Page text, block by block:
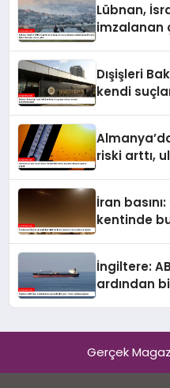
Lübnan,
imzalanan
Dışişleri
kendi
riski arttı,
İran
kentinde
İngiltere:
ardından
Gerçek